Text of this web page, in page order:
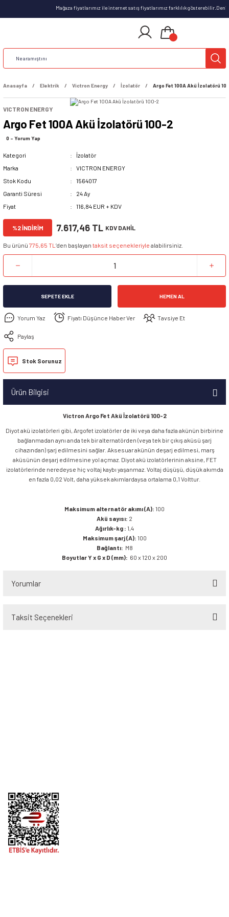
Mağaza fiyatlarımız ile internet satış fiyatlarımız farklılık
Anasayfa Elektrik Victron Energy İzolatör Argo Fet 100A Akü İzolatörü
VICTRON ENERGY
Argo Fet 100A Akü İzolatörü 100-2
0 - Yorum Yap
Kategori
İzolatör
Marka
VICTRON ENERGY
Stok Kodu
1564017
Garanti Süresi
24 Ay
Fiyat
116,84 EUR + KDV
%2 İNDİRİM 7.617,46 TL KDV DAHİL
Bu ürünü 775,65 TL ’den başlayan taksit seçenekleriyle alabilirsiniz.
SEPETE EKLE HEMEN AL
Yorum Yaz Fiyatı Düşünce Haber Ver Tavsiye Et
Paylaş
Stok Sorunuz
Ürün Bilgisi
Victron Argo Fet Akü İzolatörü 100-2
Diyot akü izolatörleri gibi, Argofet izolatörler de iki veya daha fazla akünün birbirine
bağlanmadan aynı anda tek bir alternatörden (veya tek bir çıkış aküsü şarj
cihazından) şarj edilmesini sağlar. Aksesuar akünün deşarj edilmesi, marş
aküsünün deşarj edilmesine yol açmaz. Diyot akü izolatörlerinin aksine, FET
izolatörlerinde neredeyse hiç voltaj kaybı yaşanmaz. Voltaj düşüşü, düşük akımda
en fazla 0,02 Volt, daha yüksek akımlardaysa ortalama 0,1 Volttur.
Maksimum alternatör akımı (A): 100
Akü sayısı: 2
Ağırlık-kg : 1,4
Maksimum şarj (A): 100
Bağlantı: M8
Boyutlar Y x G x D (mm): 60 x 120 x 200
Yorumlar
Taksit Seçenekleri